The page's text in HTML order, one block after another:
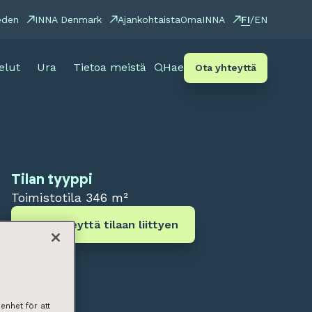
INNA Denmark AjankohtaistaOmaINNA FI/EN
Ura Tietoa meistä Hae Ota yhteyttä
Tilan tyyppi
Toimistotila 346 m²
Ota yhteyttä tilaan liittyen
för att